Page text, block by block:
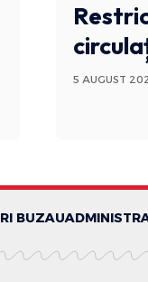
5 AUGUST
BUZAU